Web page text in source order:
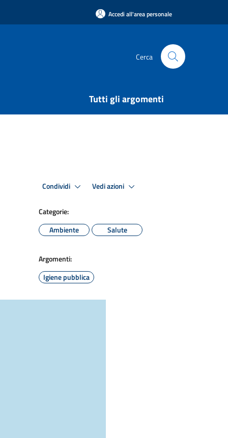
Accedi all'area personale
Cerca
Tutti gli argomenti
Condividi Vedi azioni
Categorie:
Ambiente
Salute
Argomenti:
Igiene pubblica